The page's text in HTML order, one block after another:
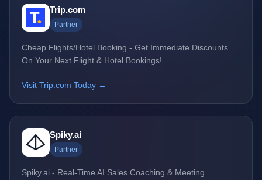
Trip.com
Partner
Cheap Flights/Hotel Booking - Get Immediate Discounts
On Your Next Flight & Hotel Bookings!
Visit Trip.com Today →
Spiky.ai
Partner
Spiky.ai - Real-Time AI Sales Coaching & Meeting